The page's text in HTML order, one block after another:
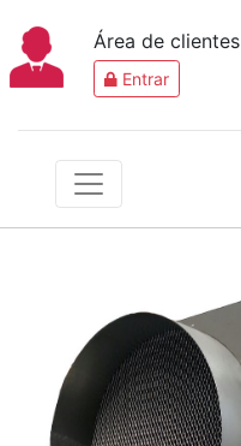
Área de clientes
Entrar